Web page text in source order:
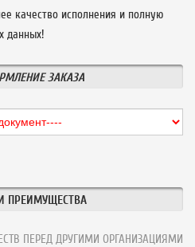
качество исполнения и полную
данных!
ЗАКАЗА
ПРЕИМУЩЕСТВА
ПЕРЕД ДРУГИМИ ОРГАНИЗАЦИЯМИ